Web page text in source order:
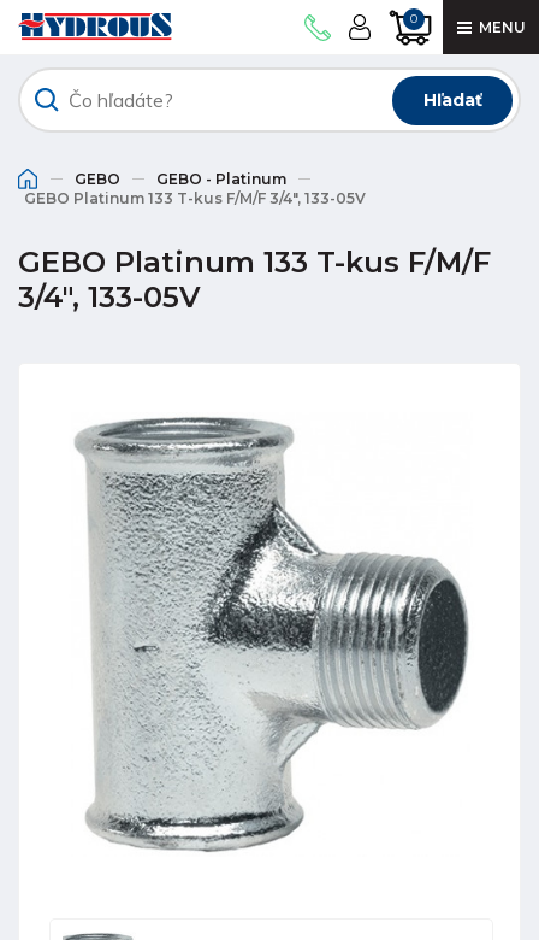
0 MENU
Hľadať
GEBO
GEBO - Platinum
GEBO Platinum 133 T-kus F/M/F 3/4", 133-05V
GEBO Platinum 133 T-kus F/M/F
3/4", 133-05V